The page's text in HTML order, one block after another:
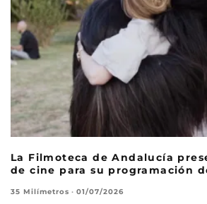
La Filmoteca de Andalucía
de cine para su programación
35 Milímetros · 01/07/2026